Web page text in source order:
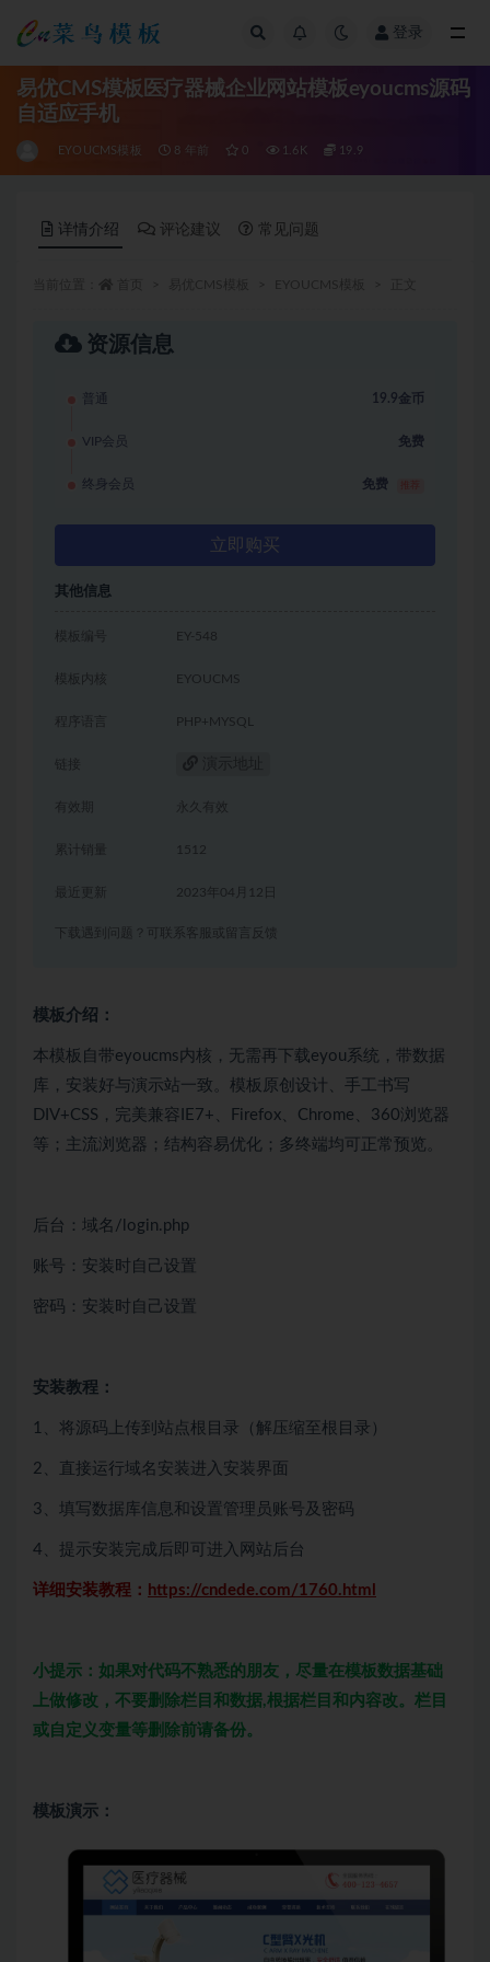
登录
易优CMS模板医疗器械企业网站模板eyoucms源码
自适应手机
EYOUCMS模板 8 年前 0 1.6K 19.9
详情介绍 评论建议 常见问题
资源信息
普通 19.9金币
VIP会员 免费
终身会员 免费
立即购买
其他信息
模板编号 EY-548
模板内核 EYOUCMS
程序语言 PHP+MYSQL
链接
有效期 永久有效
累计销量 1512
2023年04月12日
下载遇到问题？可联系客服或留言反馈
模板介绍：
本模板自带eyoucms内核，无需再下载eyou系统，带数据
库，安装好与演示站一致。模板原创设计、手工书写
DIV+CSS，完美兼容IE7+、Firefox、Chrome、360浏览器
等；主流浏览器；结构容易优化；多终端均可正常预览。
后台：域名/login.php
账号：安装时自己设置
密码：安装时自己设置
安装教程：
1、将源码上传到站点根目录（解压缩至根目录）
2、直接运行域名安装进入安装界面
3、填写数据库信息和设置管理员账号及密码
4、提示安装完成后即可进入网站后台
详细安装教程： https://cndede.com/1760.html
小提示：如果对代码不熟悉的朋友，尽量在模板数据基础
上做修改，不要删除栏目和数据,根据栏目和内容改。栏目
或自定义变量等删除前请备份。
模板演示：